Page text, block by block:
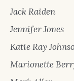
Jack Raiden
Jennifer Jones
Katie Ray
Marionette